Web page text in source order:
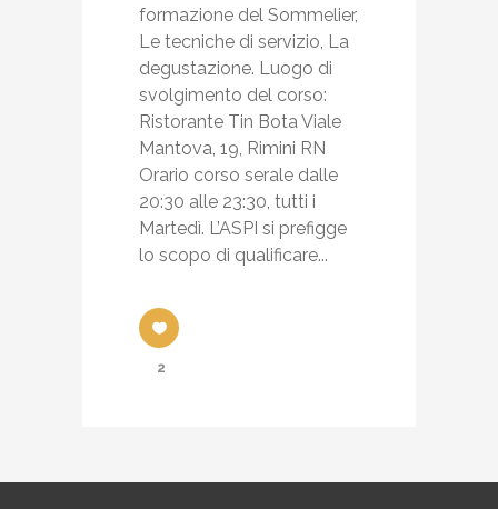
formazione del Sommelier,
Le tecniche di servizio, La
degustazione. Luogo di
svolgimento del corso:
Ristorante Tin Bota Viale
Mantova, 19, Rimini RN
Orario corso serale dalle
20:30 alle 23:30, tutti i
Martedì. L’ASPI si prefigge
lo scopo di qualificare...
2